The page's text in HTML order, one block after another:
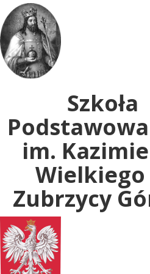
Uwaga:
ta
witryna
zawiera
system
dostępności.
Szkoła
im.
Zubrzycy